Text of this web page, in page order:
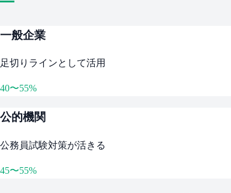
一般企業
足切りラインとして活用
40〜55%
公的機関
公務員試験対策が活きる
45〜55%